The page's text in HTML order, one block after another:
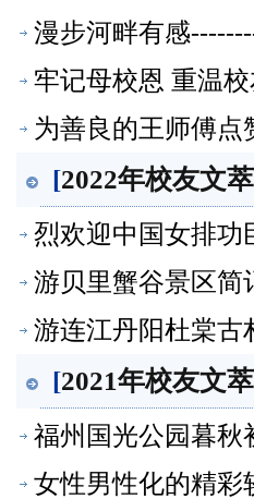
漫步河畔有感
牢记母校恩 重温
为善良的王师傅点
[2022年校友文萃
烈欢迎中国女排功
游贝里蟹谷景区简
游连江丹阳杜棠古
[2021年校友文萃
福州国光公园暮秋
女性男性化的精彩